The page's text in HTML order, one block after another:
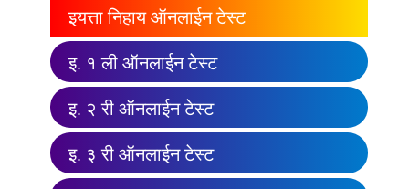
इयत्ता निहाय ऑनलाईन टेस्ट
इ. १ ली ऑनलाईन टेस्ट
इ. २ री ऑनलाईन टेस्ट
इ. ३ री ऑनलाईन टेस्ट